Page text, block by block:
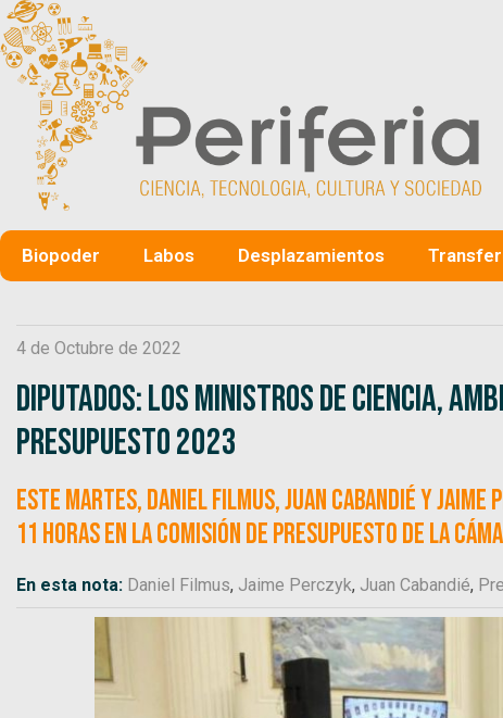
Biopoder Labos Desplazamientos
4 de Octubre de 2022
Diputados: Los ministros de Ciencia,
Presupuesto 2023
Este martes, Daniel Filmus, Juan Cabandié y
11 horas en la comisión de Presupuesto de la
En esta nota: Daniel Filmus, Jaime Perczyk, Juan Cabandié,